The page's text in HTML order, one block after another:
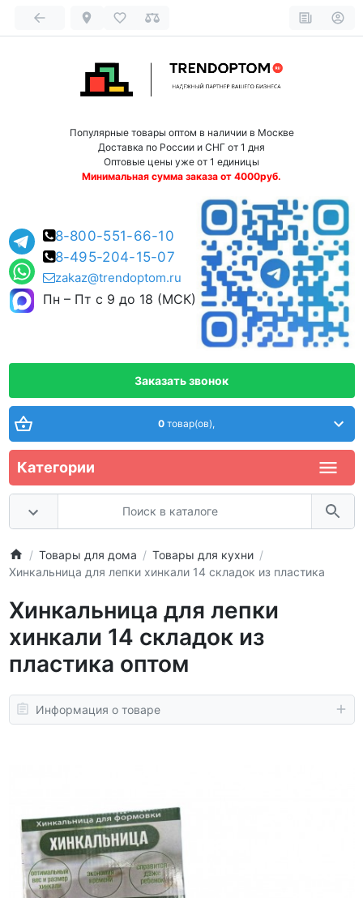
Популярные товары оптом в наличии в Москве
Доставка по России и СНГ от 1 дня
Оптовые цены уже от 1 единицы
Минимальная сумма заказа от 4000руб.
8-800-551-66-10
8-495-204-15-07
zakaz@trendoptom.ru
Пн – Пт с 9 до 18 (МСК)
Заказать звонок
0 товар(ов),
Категории
Товары для дома
Товары для кухни
Хинкальница для лепки хинкали 14 складок из пластика
Хинкальница для лепки
хинкали 14 складок из
пластика оптом
Информация о товаре